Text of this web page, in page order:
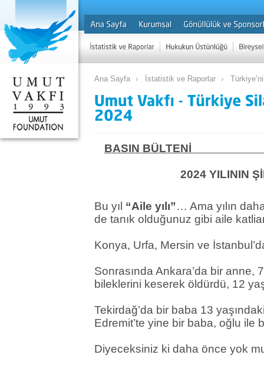
Ana Sayfa İstatistik ve Raporlar
BASIN
2024 YILININ
Bu yıl “Aile yılı”… Ama yılın
de tanık olduğunuz gibi aile
Konya, Urfa, Mersin ve
Sonrasında Ankara’da bir anne,
bileklerini keserek öldürdü, 12
Tekirdağ’da bir baba 13
Edremit’te yine bir baba, oğlu ile
Diyeceksiniz ki daha önce yok